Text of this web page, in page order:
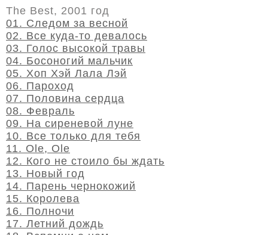
The Best, 2001 год
01. Следом за весной
02. Все куда-то девалось
03. Голос высокой травы
04. Босоногий мальчик
05. Хоп Хэй Лала Лэй
06. Пароход
07. Половина сердца
08. Февраль
09. На сиреневой луне
10. Все только для тебя
11. Ole, Ole
12. Кого не стоило бы ждать
13. Новый год
14. Парень чернокожий
15. Королева
16. Полночи
17. Летний дождь